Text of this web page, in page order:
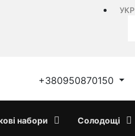
УКР
+380950870150
набори Солодощі